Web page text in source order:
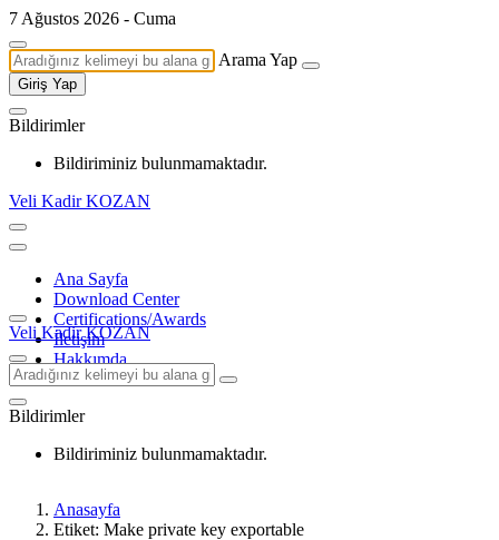
7 Ağustos 2026 - Cuma
Arama Yap
Giriş Yap
Bildirimler
Bildiriminiz bulunmamaktadır.
Veli Kadir KOZAN
Ana Sayfa
Download Center
Certifications/Awards
İletişim
Hakkımda
Veli Kadir KOZAN
Bildirimler
Bildiriminiz bulunmamaktadır.
Anasayfa
Etiket: Make private key exportable